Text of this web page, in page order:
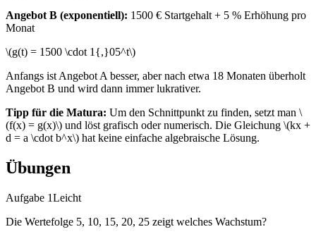
Angebot B (exponentiell): 1500 € Startgehalt + 5 % Erhöhung pro
Monat
\(g(t) = 1500 \cdot 1{,}05^t\)
Anfangs ist Angebot A besser, aber nach etwa 18 Monaten überholt
Angebot B und wird dann immer lukrativer.
Tipp für die Matura: Um den Schnittpunkt zu finden, setzt man \
(f(x) = g(x)\) und löst grafisch oder numerisch. Die Gleichung \(kx +
d = a \cdot b^x\) hat keine einfache algebraische Lösung.
Übungen
Aufgabe 1Leicht
Die Wertefolge 5, 10, 15, 20, 25 zeigt welches Wachstum?